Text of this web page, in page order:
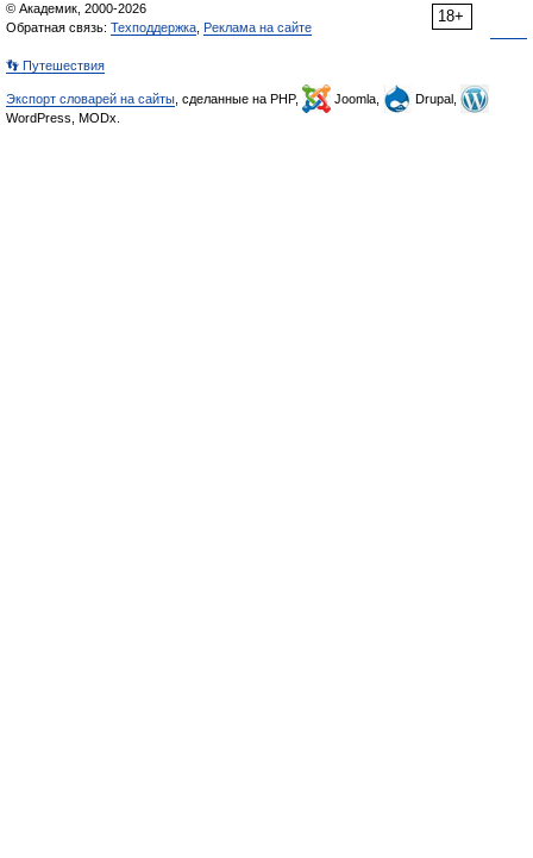
18+
© Академик, 2000-2026
Обратная связь: Техподдержка Реклама на сайте
👣 Путешествия
Экспорт словарей на сайты , сделанные на PHP, Joomla,
Drupal,
WordPress, MODx.